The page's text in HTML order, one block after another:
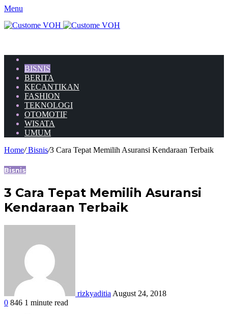
Menu
BISNIS
BERITA
KECANTIKAN
FASHION
TEKNOLOGI
OTOMOTIF
WISATA
UMUM
Home/Bisnis/3 Cara Tepat Memilih Asuransi Kendaraan Terbaik
Bisnis
3 Cara Tepat Memilih Asuransi
Kendaraan Terbaik
rizkyaditia August 24, 2018
0 846 1 minute read